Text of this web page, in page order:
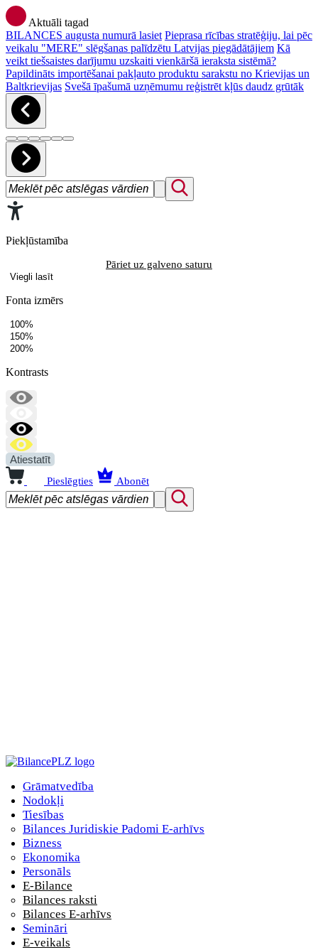
Aktuāli tagad
BILANCES augusta numurā lasiet Pieprasa rīcības stratēģiju, lai pēc
veikalu "MERE" slēgšanas palīdzētu Latvijas piegādātājiem Kā
veikt tiešsaistes darījumu uzskaiti vienkāršā ieraksta sistēmā?
Papildināts importēšanai pakļauto produktu sarakstu no Krievijas un
Baltkrievijas Svešā īpašumā uzņēmumu reģistrēt kļūs daudz grūtāk
Piekļūstamība
Pāriet uz galveno saturu
Viegli lasīt
Fonta izmērs
100%
150%
200%
Kontrasts
Atiestatīt
Pieslēgties Abonēt
Grāmatvedība
Nodokļi
Tiesības
Bilances Juridiskie Padomi E-arhīvs
Bizness
Ekonomika
Personāls
E-Bilance
Bilances raksti
Bilances E-arhīvs
Semināri
E-veikals